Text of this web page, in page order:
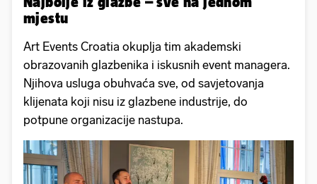
mjestu
Art Events Croatia okuplja tim akademski
obrazovanih glazbenika i iskusnih event managera.
Njihova usluga obuhvaća sve, od savjetovanja
klijenata koji nisu iz glazbene industrije, do
potpune organizacije nastupa.